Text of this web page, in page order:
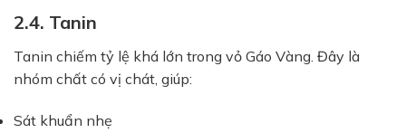
2.4. Tanin
Tanin chiếm tỷ lệ khá lớn trong vỏ Gáo Vàng. Đây là
nhóm chất có vị chát, giúp:
Sát khuẩn nhẹ